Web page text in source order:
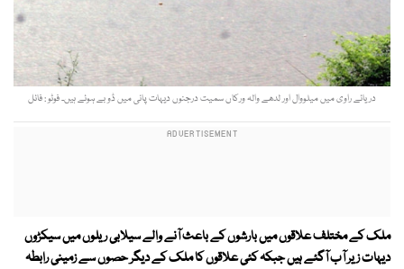
دریائے راوی میں میلووال اور لدھے والہ ورکاں سمیت درجنوں دیہات پانی میں ڈو بے ہوئے ہیں۔ فوٹو : فائل
ملک کے مختلف علاقوں میں بارشوں کے باعث آنے والے سیلابی ریلوں میں سیکڑوں
دیہات زیر آب آگئے ہیں جبکہ کئی علاقوں کا ملک کے دیگر حصوں سے زمینی رابطہ